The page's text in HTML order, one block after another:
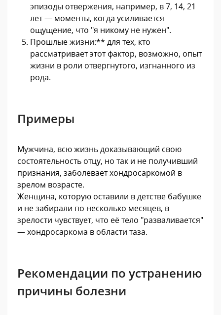
эпизоды отвержения, например, в 7, 14, 21
лет — моменты, когда усиливается
ощущение, что "я никому не нужен".
Прошлые жизни:** для тех, кто
рассматривает этот фактор, возможно, опыт
жизни в роли отвергнутого, изгнанного из
рода.
Примеры
Мужчина, всю жизнь доказывающий свою
состоятельность отцу, но так и не получивший
признания, заболевает хондросаркомой в
зрелом возрасте.
Женщина, которую оставили в детстве бабушке
и не забирали по несколько месяцев, в
зрелости чувствует, что её тело "разваливается"
— хондросаркома в области таза.
Рекомендации по устранению
причины болезни